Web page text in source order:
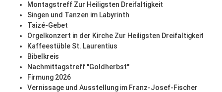
Montagstreff Zur Heiligsten Dreifaltigkeit
Singen und Tanzen im Labyrinth
Taizé-Gebet
Orgelkonzert in der Kirche Zur Heiligsten Dreifaltigkeit
Kaffeestüble St. Laurentius
Bibelkreis
Nachmittagstreff "Goldherbst"
Firmung 2026
Vernissage und Ausstellung im Franz-Josef-Fischer